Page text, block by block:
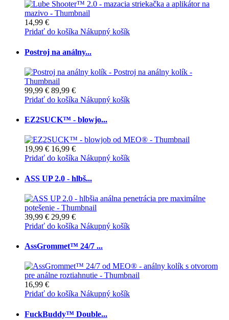
14,99 €
Pridať do košíka Nákupný košík
Postroj na análny...
99,99 € 89,99 €
Pridať do košíka Nákupný košík
EZ2SUCK™ - blowjo...
19,99 € 16,99 €
Pridať do košíka Nákupný košík
ASS UP 2.0 - hlbš...
39,99 € 29,99 €
Pridať do košíka Nákupný košík
AssGrommet™ 24/7 ...
16,99 €
Pridať do košíka Nákupný košík
FuckBuddy™ Double...